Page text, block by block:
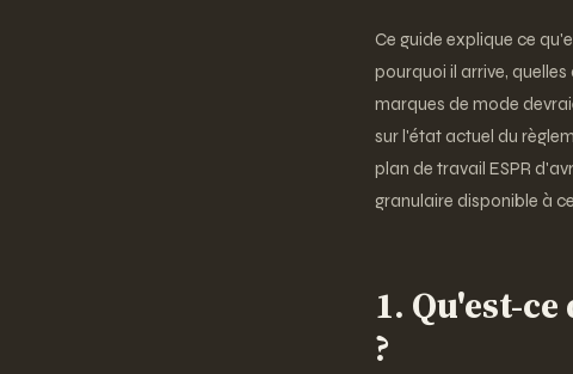
Ce guide explique ce
pourquoi il arrive,
marques de mode
sur l'état actuel du
plan de travail ESPR
granulaire disponible à
1. Qu'est-
?